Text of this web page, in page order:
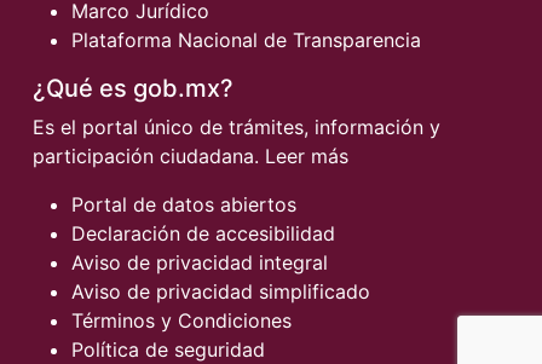
Marco Jurídico
Plataforma Nacional de Transparencia
¿Qué es gob.mx?
Es el portal único de trámites, información y
participación ciudadana. Leer más
Portal de datos abiertos
Declaración de accesibilidad
Aviso de privacidad integral
Aviso de privacidad simplificado
Términos y Condiciones
Política de seguridad